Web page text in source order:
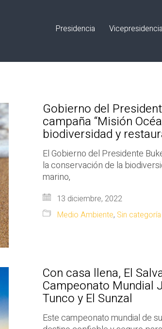
Presidencia Vicepresidencia
Gobierno del
campaña “Misión
biodiversidad y
El Gobierno del Presidente
la conservación de la
marino,
13 diciembre, 2022
Medio Ambiente, Sin categoría
Con casa llena, El
Campeonato Mundial
Tunco y El Sunzal
Este campeonato mundial de